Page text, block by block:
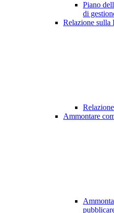
Piano
di
Relazione sulla
Ammontare